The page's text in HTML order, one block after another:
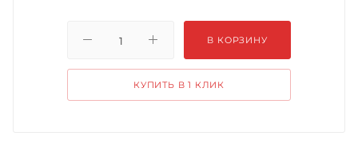
В КОРЗИНУ
КУПИТЬ В 1 КЛИК